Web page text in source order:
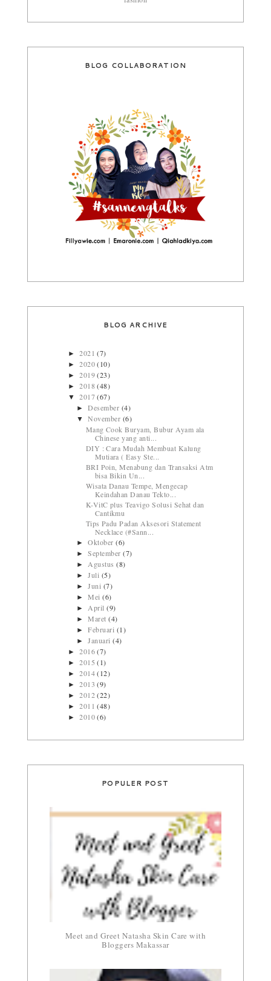
BLOG COLLABORATION
BLOG ARCHIVE
►2021(7)
►2020(10)
►2019(23)
►2018(48)
▼2017(67)
►Desember (4)
▼November (6)
Mang Cook Buryam, Bubur Ayam ala
Chinese yang anti...
DIY : Cara Mudah Membuat Kalung
Mutiara ( Easy Ste...
BRI Poin, Menabung dan Transaksi Atm
bisa Bikin Un...
Wisata Danau Tempe, Mengecap
Keindahan Danau Tekto...
K-VitC plus Teavigo Solusi Sehat dan
Cantikmu
Tips Padu Padan Aksesori Statement
Necklace (#Sann...
►Oktober(6)
►September(7)
► Agustus(8)
►Juli (5)
►Juni (7)
►Mei(6)
► April(9)
►Maret(4)
►Februari (1)
►Januari(4)
►2016(7)
►2015(1)
►2014(12)
►2013(9)
►2012(22)
►2011(48)
►2010(6)
POPULER POST
Meet and Greet Natasha Skin Care with
Bloggers Makassar